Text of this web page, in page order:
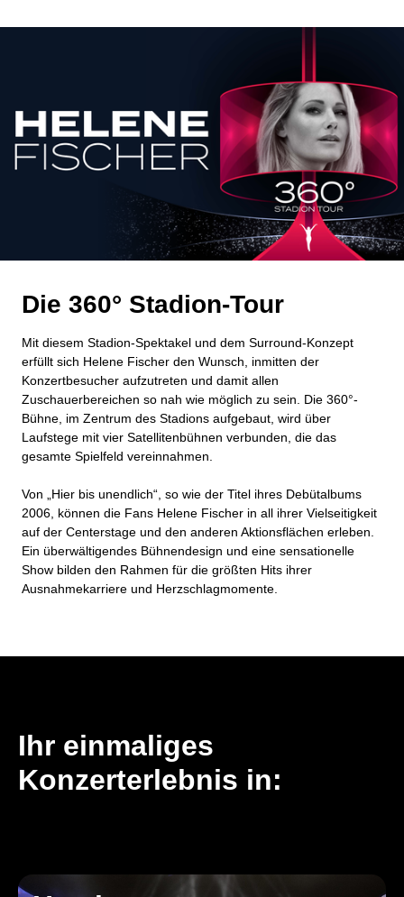
Die 360° Stadion-Tour
Mit diesem Stadion-Spektakel und dem Surround-Konzept
erfüllt sich Helene Fischer den Wunsch, inmitten der
Konzertbesucher aufzutreten und damit allen
Zuschauerbereichen so nah wie möglich zu sein. Die 360°-
Bühne, im Zentrum des Stadions aufgebaut, wird über
Laufstege mit vier Satellitenbühnen verbunden, die das
gesamte Spielfeld vereinnahmen.
Von „Hier bis unendlich“, so wie der Titel ihres Debütalbums
2006, können die Fans Helene Fischer in all ihrer Vielseitigkeit
auf der Centerstage und den anderen Aktionsflächen erleben.
Ein überwältigendes Bühnendesign und eine sensationelle
Show bilden den Rahmen für die größten Hits ihrer
Ausnahmekarriere und Herzschlagmomente.
Ihr einmaliges
Konzerterlebnis in: